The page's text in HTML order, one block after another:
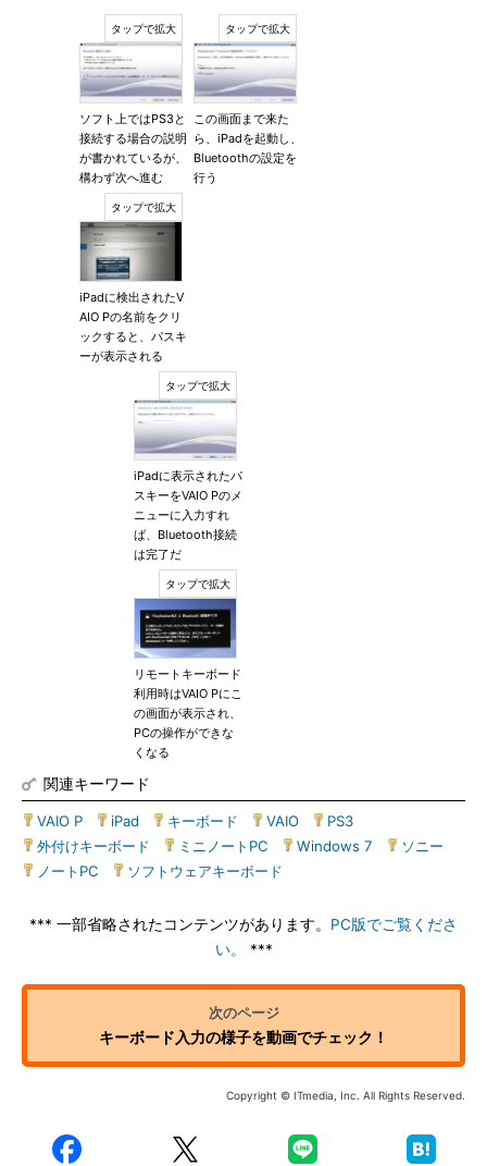
ソフト上ではPS3と
接続する場合の説明
が書かれているが、
構わず次へ進む
この画面まで来た
ら、iPadを起動し、
Bluetoothの設定を
行う
iPadに検出されたV
AIO Pの名前をクリ
ックすると、パスキ
ーが表示される
iPadに表示されたパ
スキーをVAIO Pのメ
ニューに入力すれ
ば、Bluetooth接続
は完了だ
リモートキーボード
利用時はVAIO Pにこ
の画面が表示され、
PCの操作ができな
くなる
関連キーワード
VAIO P iPad キーボード VAIO PS3
外付けキーボード
ミニノートPC Windows 7 ソニー
ノートPC
ソフトウェアキーボード
*** 一部省略されたコンテンツがあります。 PC版でご覧くださ
い。
***
キーボード入力の様子を動画でチェック！
Copyright © ITmedia, Inc. All Rights Reserved.